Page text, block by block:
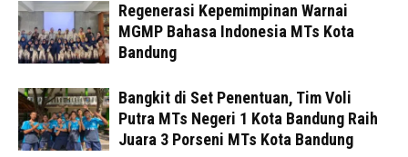
Regenerasi Kepemimpinan Warnai
MGMP Bahasa Indonesia MTs Kota
Bandung
Bangkit di Set Penentuan, Tim Voli
Putra MTs Negeri 1 Kota Bandung Raih
Juara 3 Porseni MTs Kota Bandung